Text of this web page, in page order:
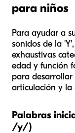
para niños
Para ayudar a
sonidos de la
exhaustivas
edad y función
para
articulación y
Palabras
/y/)